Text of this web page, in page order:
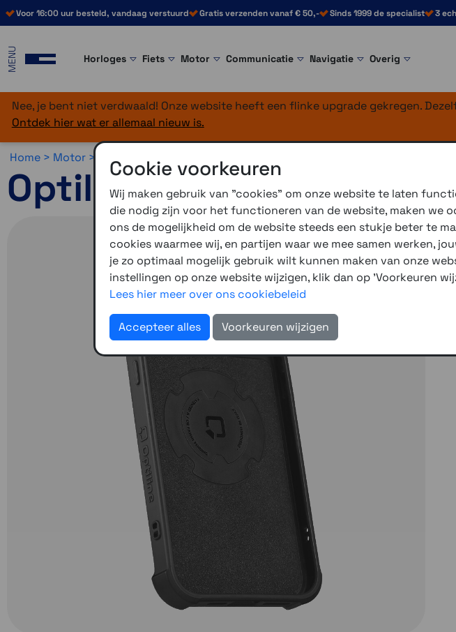
Voor 16:00 uur besteld, vandaag verstuurd Gratis verzenden vanaf € 50,- Sinds 1999 de specialist 3
MENU Horloges Fiets Motor Communicatie Navigatie Overig
Nee, je bent niet verdwaald! Onze website heeft een flinke upgrade gekregen.
Ontdek hier wat er allemaal nieuw is.
Home > Motor >
Optiline Mag Case-
Cookie voorkeuren
Wij maken gebruik van "cookies" om onze website te laten
die nodig zijn voor het functioneren van de website, maken we
ons de mogelijkheid om de website steeds een stukje beter te
cookies waarmee wij, en partijen waar we mee samen werken,
je zo optimaal mogelijk gebruik wilt kunnen maken van onze
instellingen op onze website wijzigen, klik dan op 'Voorkeuren
Lees hier meer over ons cookiebeleid
Accepteer alles Voorkeuren wijzigen